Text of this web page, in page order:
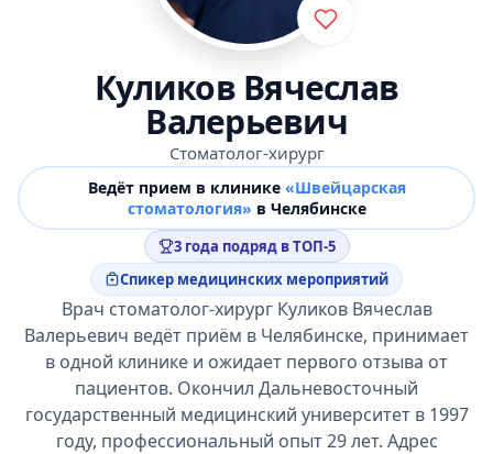
Куликов Вячеслав
Валерьевич
Стоматолог-хирург
Ведёт прием в клинике «Швейцарская
стоматология» в Челябинске
3 года подряд в ТОП-5
Спикер медицинских мероприятий
Врач стоматолог-хирург Куликов Вячеслав
Валерьевич ведёт приём в Челябинске, принимает
в одной клинике и ожидает первого отзыва от
пациентов. Окончил Дальневосточный
государственный медицинский университет в 1997
году, профессиональный опыт 29 лет. Адрес